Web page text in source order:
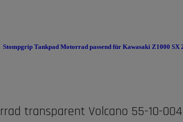
Stompgrip Tankpad Motorrad passend für Kawasaki Z1000 SX
transparent Volcano 55-10-